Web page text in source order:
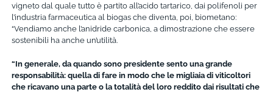
vigneto dal quale tutto è partito all’acido tartarico, dai polifenoli per
l’industria farmaceutica al biogas che diventa, poi, biometano:
“Vendiamo anche l’anidride carbonica, a dimostrazione che essere
sostenibili ha anche un’utilità.
“In generale, da quando sono presidente sento una grande
responsabilità: quella di fare in modo che le migliaia di viticoltori
che ricavano una parte o la totalità del loro reddito dai risultati che